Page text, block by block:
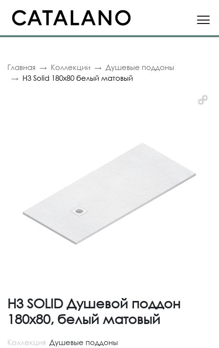
Главная Коллекции
Душевые поддоны
H3 Solid 180x80 белый матовый
H3 SOLID Душевой поддон
180x80, белый матовый
Коллекция Душевые поддоны